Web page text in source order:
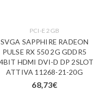
PCI-E 2GB
SVGA SAPPHIRE RADEON
PULSE RX 550 2G GDDR5
HDMI DVI-D DP 2SLOT
ATTIVA 11268-21-20G
68,73€